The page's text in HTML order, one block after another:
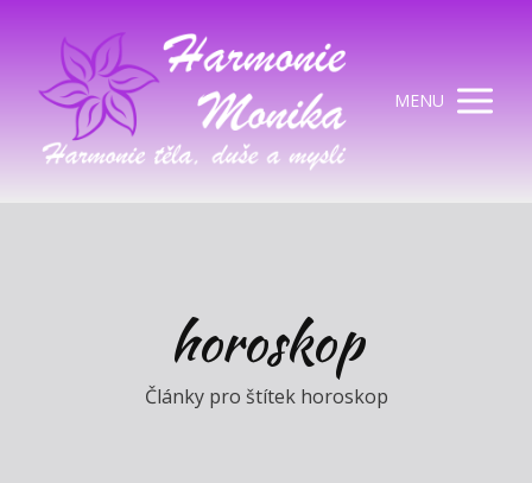
MENU
horoskop
Články pro štítek horoskop